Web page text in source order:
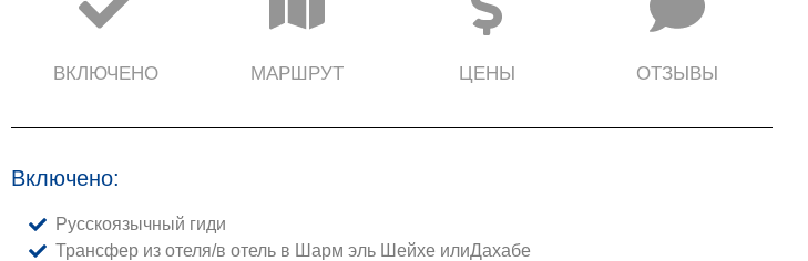
ВКЛЮЧЕНО МАРШРУТ ЦЕНЫ ОТЗЫВЫ
Включено:
Русскоязычный гиди
Трансфер из отеля/в отель в Шарм эль Шейхе илиДахабе